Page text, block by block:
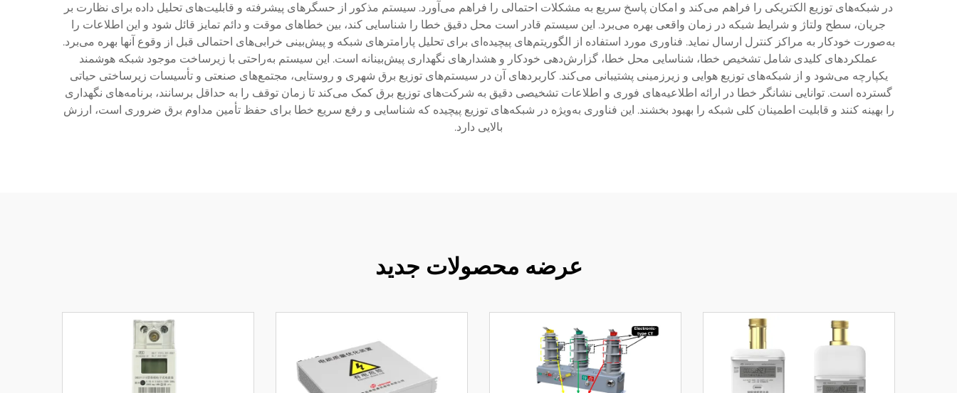
در شبکه‌های توزیع الکتریکی را فراهم می‌کند و امکان پاسخ سریع به مشکلات احتمالی را فراهم می‌آورد. سیستم مذکور از حسگرهای پیشرفته و قابلیت‌های تحلیل داده برای نظارت بر
جریان، سطح ولتاژ و شرایط شبکه در زمان واقعی بهره می‌برد. این سیستم قادر است محل دقیق خطا را شناسایی کند، بین خطاهای موقت و دائم تمایز قائل شود و این اطلاعات را
به‌صورت خودکار به مراکز کنترل ارسال نماید. فناوری مورد استفاده از الگوریتم‌های پیچیده‌ای برای تحلیل پارامترهای شبکه و پیش‌بینی خرابی‌های احتمالی قبل از وقوع آنها بهره می‌برد.
عملکردهای کلیدی شامل تشخیص خطا، شناسایی محل خطا، گزارش‌دهی خودکار و هشدارهای نگهداری پیش‌بینانه است. این سیستم به‌راحتی با زیرساخت موجود شبکه هوشمند
یکپارچه می‌شود و از شبکه‌های توزیع هوایی و زیرزمینی پشتیبانی می‌کند. کاربردهای آن در سیستم‌های توزیع برق شهری و روستایی، مجتمع‌های صنعتی و تأسیسات زیرساختی حیاتی
گسترده است. توانایی نشانگر خطا در ارائه اطلاعیه‌های فوری و اطلاعات تشخیصی دقیق به شرکت‌های توزیع برق کمک می‌کند تا زمان توقف را به حداقل برسانند، برنامه‌های نگهداری
را بهینه کنند و قابلیت اطمینان کلی شبکه را بهبود بخشند. این فناوری به‌ویژه در شبکه‌های توزیع پیچیده که شناسایی و رفع سریع خطا برای حفظ تأمین مداوم برق ضروری است، ارزش
بالایی دارد.
عرضه محصولات جدید